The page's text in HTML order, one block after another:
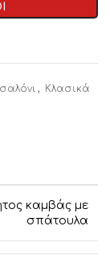
σαλόνι , Κλασικά
καμβάς με
σπάτουλα